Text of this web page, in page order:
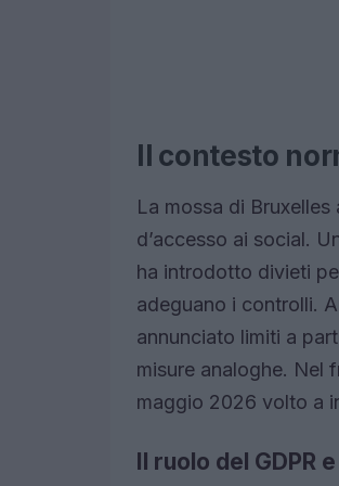
Il contesto
La mossa di
d’accesso ai social.
ha introdotto divieti
adeguano i controlli.
annunciato limiti a
misure analoghe. Nel
maggio 2026 volto a
Il ruolo del GDPR